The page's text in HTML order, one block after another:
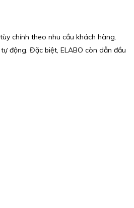
chỉnh theo nhu cầu khách hàng.
động. Đặc biệt, ELABO còn dẫn đầu